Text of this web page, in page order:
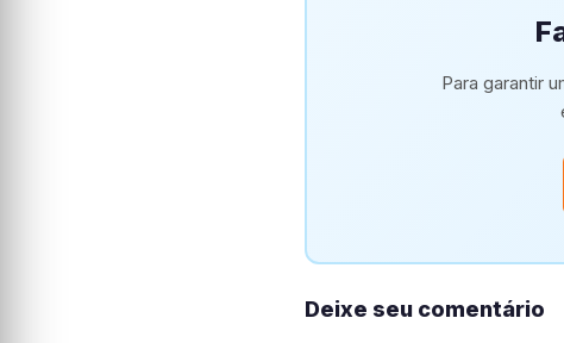
Para garantir
Deixe seu comentário